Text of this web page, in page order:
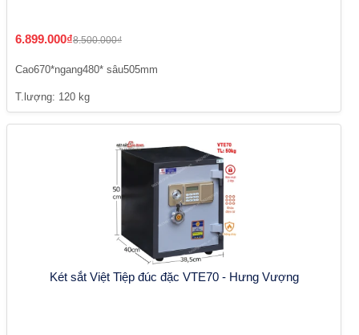
6.899.000₫8.500.000₫
Cao670*ngang480* sâu505mm
T.lượng: 120 kg
Két sắt Việt Tiệp đúc đặc VTE70 - Hưng Vượng